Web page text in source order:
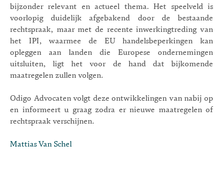
bijzonder relevant en actueel thema. Het speelveld is
voorlopig duidelijk afgebakend door de bestaande
rechtspraak, maar met de recente inwerkingtreding van
het IPI, waarmee de EU handelsbeperkingen kan
opleggen aan landen die Europese ondernemingen
uitsluiten, ligt het voor de hand dat bijkomende
maatregelen zullen volgen.
Odigo Advocaten volgt deze ontwikkelingen van nabij op
en informeert u graag zodra er nieuwe maatregelen of
rechtspraak verschijnen.
Mattias Van Schel